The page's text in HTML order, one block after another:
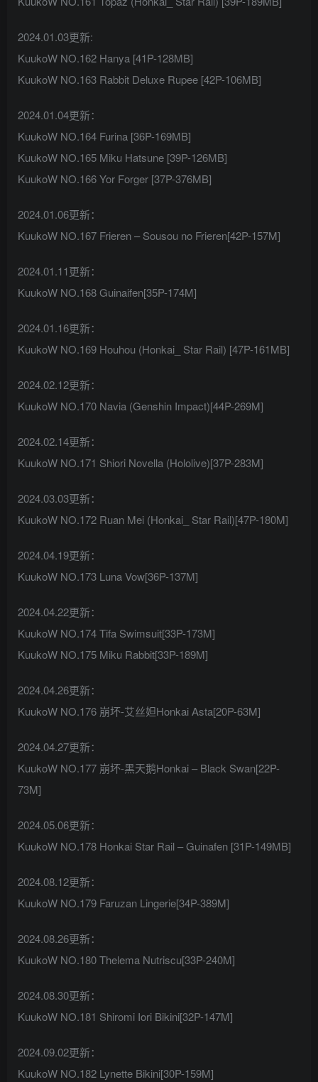
2024.01.03更新:
KuukoW NO.162 Hanya [41P-128MB]
KuukoW NO.163 Rabbit Deluxe Rupee [42P-106MB]
2024.01.04更新：
KuukoW NO.164 Furina [36P-169MB]
KuukoW NO.165 Miku Hatsune [39P-126MB]
KuukoW NO.166 Yor Forger [37P-376MB]
2024.01.06更新：
KuukoW NO.167 Frieren – Sousou no Frieren[42P-157M]
2024.01.11更新：
KuukoW NO.168 Guinaifen[35P-174M]
2024.01.16更新：
KuukoW NO.169 Houhou (Honkai_ Star Rail) [47P-161MB]
2024.02.12更新：
KuukoW NO.170 Navia (Genshin Impact)[44P-269M]
2024.02.14更新：
KuukoW NO.171 Shiori Novella (Hololive)[37P-283M]
2024.03.03更新：
KuukoW NO.172 Ruan Mei (Honkai_ Star Rail)[47P-180M]
2024.04.19更新：
KuukoW NO.173 Luna Vow[36P-137M]
2024.04.22更新：
KuukoW NO.174 Tifa Swimsuit[33P-173M]
KuukoW NO.175 Miku Rabbit[33P-189M]
2024.04.26更新：
KuukoW NO.176 崩坏-艾丝妲Honkai Asta[20P-63M]
2024.04.27更新：
KuukoW NO.177 崩坏-黑天鹅Honkai – Black Swan[22P-
73M]
2024.05.06更新：
KuukoW NO.178 Honkai Star Rail – Guinafen [31P-149MB]
2024.08.12更新：
KuukoW NO.179 Faruzan Lingerie[34P-389M]
2024.08.26更新：
KuukoW NO.180 Thelema Nutriscu[33P-240M]
2024.08.30更新：
KuukoW NO.181 Shiromi Iori Bikini[32P-147M]
2024.09.02更新：
KuukoW NO.182 Lynette Bikini[30P-159M]